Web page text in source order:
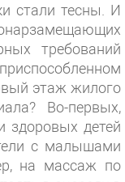
стали тесны. И
требований
этаж жилого
Во-первых,
здоровых детей
с малышами
на массаж по